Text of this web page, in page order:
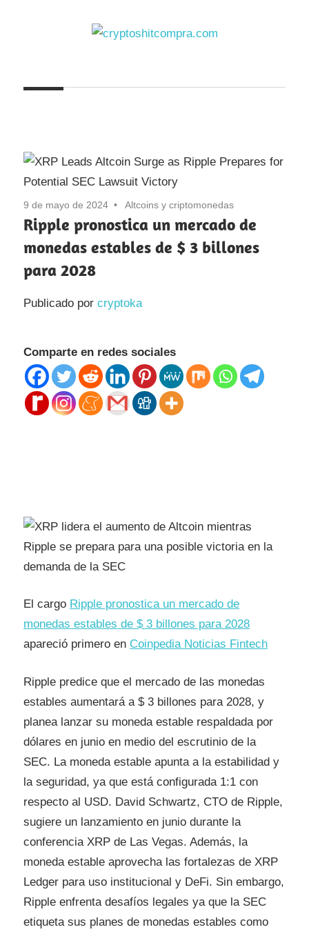
9 de mayo de 2024 Altcoins y criptomonedas
Ripple pronostica un mercado de
monedas estables de $ 3 billones
para 2028
Publicado por cryptoka
Comparte en redes sociales
El cargo Ripple pronostica un mercado de
monedas estables de $ 3 billones para 2028
apareció primero en Coinpedia Noticias Fintech
Ripple predice que el mercado de las monedas
estables aumentará a $ 3 billones para 2028, y
planea lanzar su moneda estable respaldada por
dólares en junio en medio del escrutinio de la
SEC. La moneda estable apunta a la estabilidad y
la seguridad, ya que está configurada 1:1 con
respecto al USD. David Schwartz, CTO de Ripple,
sugiere un lanzamiento en junio durante la
conferencia XRP de Las Vegas. Además, la
moneda estable aprovecha las fortalezas de XRP
Ledger para uso institucional y DeFi. Sin embargo,
Ripple enfrenta desafíos legales ya que la SEC
etiqueta sus planes de monedas estables como